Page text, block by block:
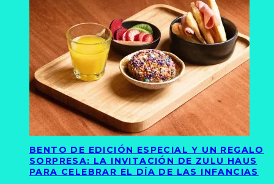
BENTO DE EDICIÓN ESPECIAL Y UN REGALO
SORPRESA: LA INVITACIÓN DE ZULU HAUS
PARA CELEBRAR EL DÍA DE LAS INFANCIAS